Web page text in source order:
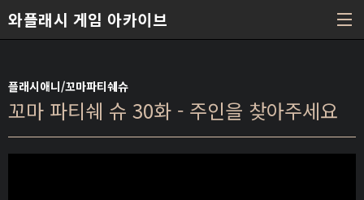
와플래시 게임 아카이브
플래시애니/꼬마파티쉐슈
꼬마 파티쉐 슈 30화 - 주인을 찾아주세요